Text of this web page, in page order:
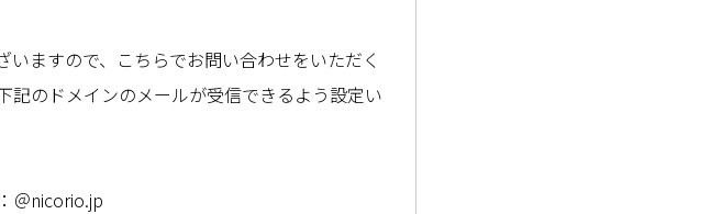
ますので、こちらでお問い合わせをいただく
のドメインのメールが受信できるよう設定い
＠nicorio.jp